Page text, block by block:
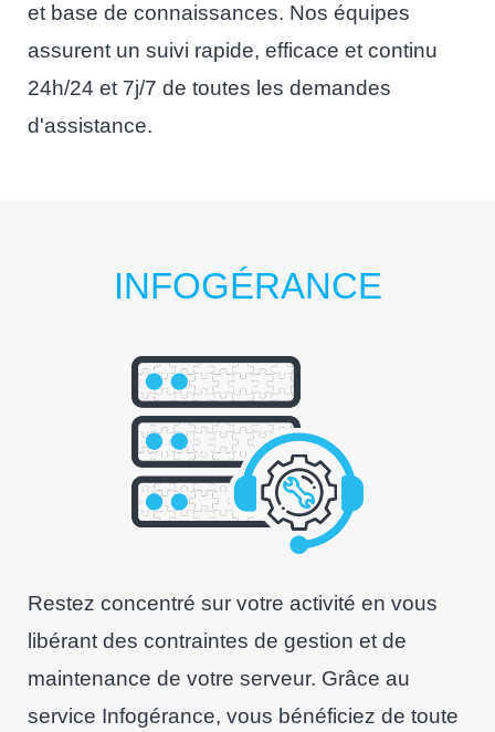
et base de connaissances. Nos équipes
assurent un suivi rapide, efficace et continu
24h/24 et 7j/7 de toutes les demandes
d'assistance.
INFOGÉRANCE
Restez concentré sur votre activité en vous
libérant des contraintes de gestion et de
maintenance de votre serveur. Grâce au
service Infogérance, vous bénéficiez de toute